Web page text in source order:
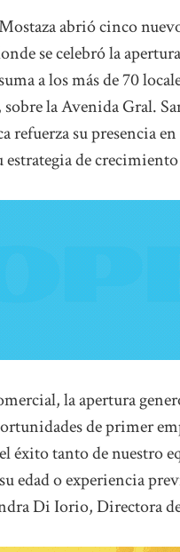
abrió cinco
se celebró la
a los más de 70
la Avenida Gral.
refuerza su presencia
de
la apertura
de primer
éxito tanto de nuestro
edad o experiencia
Di Iorio, Directora